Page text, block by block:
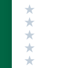
Valutazione